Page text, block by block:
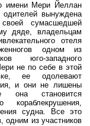
имени Мери Йеллан
вынуждена
сумасшедшей
дяде, владельцам
отеля
одном из
юго-западного
не по себе в этой
ее одолевают
и они не лишены
она становится
кораблекрушения,
судна. Все это
одним из участников